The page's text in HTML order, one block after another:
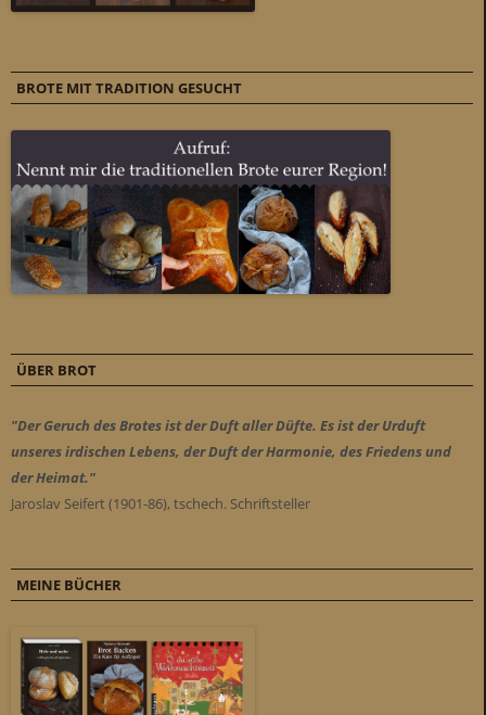
BROTE MIT TRADITION GESUCHT
ÜBER BROT
"Der Geruch des Brotes ist der Duft aller Düfte. Es ist der Urduft
unseres irdischen Lebens, der Duft der Harmonie, des Friedens und
der Heimat."
Jaroslav Seifert (1901-86), tschech. Schriftsteller
MEINE BÜCHER